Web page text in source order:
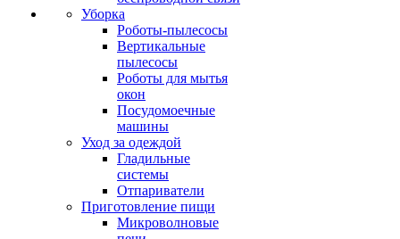
Уборка
Роботы-пылесосы
Вертикальные
пылесосы
Роботы для мытья
окон
Посудомоечные
машины
Уход за одеждой
Гладильные
системы
Отпариватели
Приготовление пищи
Микроволновые